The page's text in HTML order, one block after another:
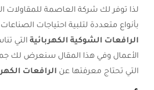
لذا توفر لك شركة العاصمة للمقاولات
بأنواع متعددة لتلبية احتياجات
الرافعات الشوكية الكهربائيةالتي
الأعمال وفي هذا المقال سنعرض لك
التي تحتاج معرفتها عن الرافعات